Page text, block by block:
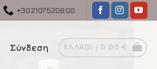
+302107520800
Σύνδεση ΚΑΛΆΘΙ / 0.00 €